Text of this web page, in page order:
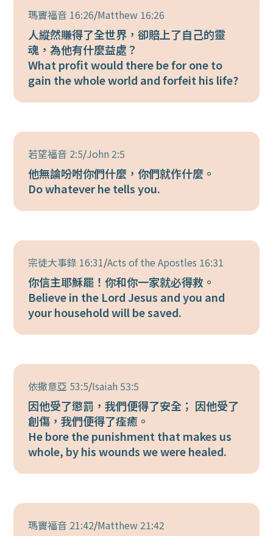
瑪竇福音 16:26/Matthew 16:26
人縱然賺得了全世界，卻賠上了自己的靈
魂，為他有什麼益處？
What profit would there be for one to
gain the whole world and forfeit his life?
若望福音 2:5/John 2:5
他無論吩咐你們什麼，你們就作什麼。
Do whatever he tells you.
宗徒大事錄 16:31/Acts of the Apostles 16:31
你信主耶穌罷！你和你一家就必得救。
Believe in the Lord Jesus and you and
your household will be saved.
依撒意亞 53:5/Isaiah 53:5
因他受了懲罰，我們便得了安全； 因他受了
創傷，我們便得了痊癒。
He bore the punishment that makes us
whole, by his wounds we were healed.
瑪竇福音 21:42/Matthew 21:42